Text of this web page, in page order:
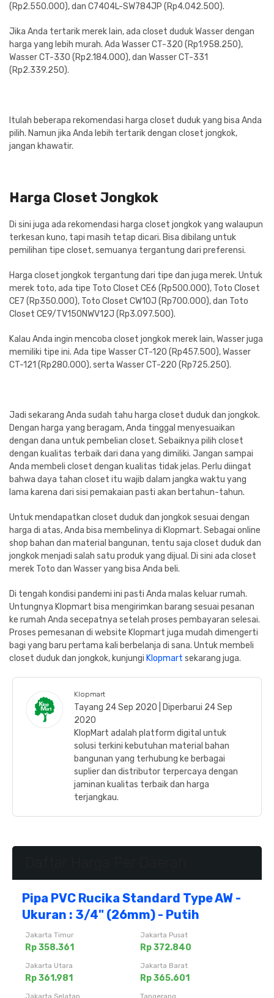
(Rp2.550.000), dan C7404L-SW784JP (Rp4.042.500).
Jika Anda tertarik merek lain, ada closet duduk Wasser dengan
harga yang lebih murah. Ada Wasser CT-320 (Rp1.958.250),
Wasser CT-330 (Rp2.184.000), dan Wasser CT-331
(Rp2.339.250).
Itulah beberapa rekomendasi harga closet duduk yang bisa Anda
pilih. Namun jika Anda lebih tertarik dengan closet jongkok,
jangan khawatir.
Harga Closet Jongkok
Di sini juga ada rekomendasi harga closet jongkok yang walaupun
terkesan kuno, tapi masih tetap dicari. Bisa dibilang untuk
pemilihan tipe closet, semuanya tergantung dari preferensi.
Harga closet jongkok tergantung dari tipe dan juga merek. Untuk
merek toto, ada tipe Toto Closet CE6 (Rp500.000), Toto Closet
CE7 (Rp350.000), Toto Closet CW10J (Rp700.000), dan Toto
Closet CE9/TV150NWV12J (Rp3.097.500).
Kalau Anda ingin mencoba closet jongkok merek lain, Wasser juga
memiliki tipe ini. Ada tipe Wasser CT-120 (Rp457.500), Wasser
CT-121 (Rp280.000), serta Wasser CT-220 (Rp725.250).
Jadi sekarang Anda sudah tahu harga closet duduk dan jongkok.
Dengan harga yang beragam, Anda tinggal menyesuaikan
dengan dana untuk pembelian closet. Sebaiknya pilih closet
dengan kualitas terbaik dari dana yang dimiliki. Jangan sampai
Anda membeli closet dengan kualitas tidak jelas. Perlu diingat
bahwa daya tahan closet itu wajib dalam jangka waktu yang
lama karena dari sisi pemakaian pasti akan bertahun-tahun.
Untuk mendapatkan closet duduk dan jongkok sesuai dengan
harga di atas, Anda bisa membelinya di Klopmart. Sebagai online
shop bahan dan material bangunan, tentu saja closet duduk dan
jongkok menjadi salah satu produk yang dijual. Di sini ada closet
merek Toto dan Wasser yang bisa Anda beli.
Di tengah kondisi pandemi ini pasti Anda malas keluar rumah.
Untungnya Klopmart bisa mengirimkan barang sesuai pesanan
ke rumah Anda secepatnya setelah proses pembayaran selesai.
Proses pemesanan di website Klopmart juga mudah dimengerti
bagi yang baru pertama kali berbelanja di sana. Untuk membeli
closet duduk dan jongkok, kunjungi Klopmart sekarang juga.
Klopmart
Tayang 24 Sep 2020 | Diperbarui 24 Sep
2020
KlopMart adalah platform digital untuk
solusi terkini kebutuhan material bahan
bangunan yang terhubung ke berbagai
suplier dan distributor terpercaya dengan
jaminan kualitas terbaik dan harga
terjangkau.
Pipa PVC Rucika Standard Type AW -
Ukuran : 3/4" (26mm) - Putih
Jakarta Timur
Rp 358.361
Jakarta Pusat
Rp 372.840
Jakarta Utara
Rp 361.981
Jakarta Barat
Rp 365.601
Jakarta Selatan Tangerang